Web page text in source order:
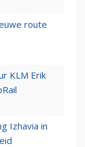
route
KLM Erik
Izhavia in